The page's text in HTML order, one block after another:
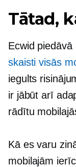
Tātad,
Ecwid
skaisti visās
iegults
ir jābūt arī
rādītu
Kā es varu
mobilajām